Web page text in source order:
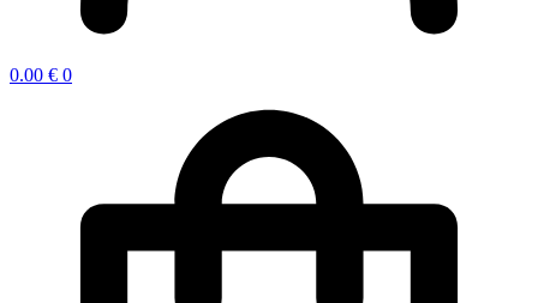
0.00 € 0